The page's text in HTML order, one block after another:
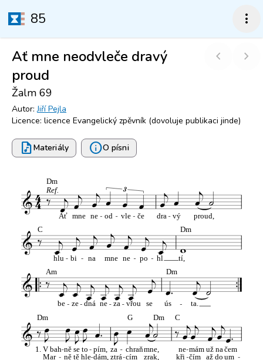
85 more_vert
Ať mne neodvleče dravý
proud
chevron_left chevron_right
Žalm 69
Autor:Jiří Pejla
Licence: licence Evangelický zpěvník (dovoluje publikaci jinde)
audio_fileMateriály infoO písni